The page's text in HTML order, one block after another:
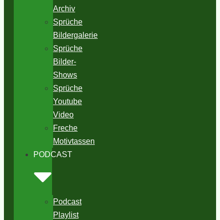
Archiv
Sprüche
Bildergalerie
Sprüche
Bilder-
Shows
Sprüche
Youtube
Video
Freche
Motivtassen
PODCAST
Podcast
Playlist